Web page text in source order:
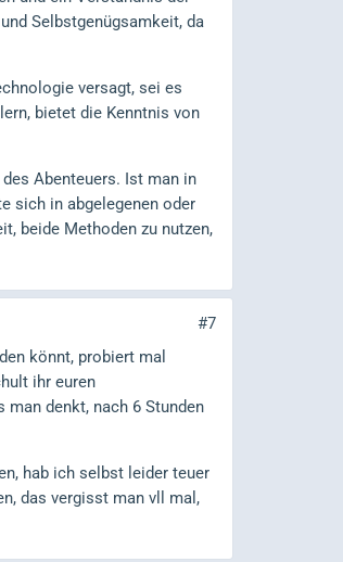
Selbstgenügsamkeit, da
versagt, sei es
bietet die Kenntnis von
Abenteuers. Ist man in
sich in abgelegenen oder
beide Methoden zu nutzen,
#7
könnt, probiert mal
ihr euren
denkt, nach 6 Stunden
hab ich selbst leider teuer
das vergisst man vll mal,